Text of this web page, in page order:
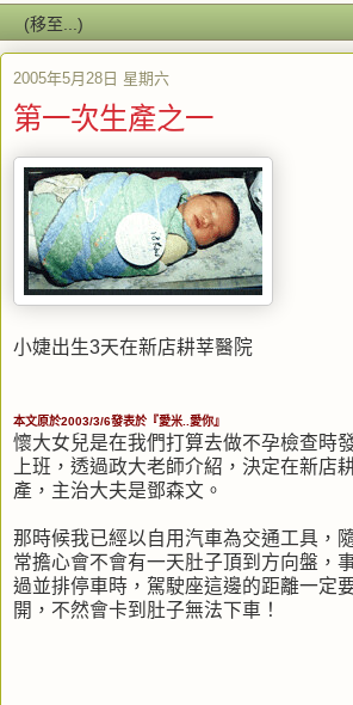
2005年5月28日 星期六
第一次生產之一
小婕出生3天在新店耕莘醫院
本文原於2003/3/6發表於『愛米..愛你』
懷大女兒是在我們打算去做不孕檢查時
上班，透過政大老師介紹，決定在新店
產，主治大夫是鄧森文。
那時候我已經以自用汽車為交通工具，
常擔心會不會有一天肚子頂到方向盤，
過並排停車時，駕駛座這邊的距離一定
開，不然會卡到肚子無法下車！